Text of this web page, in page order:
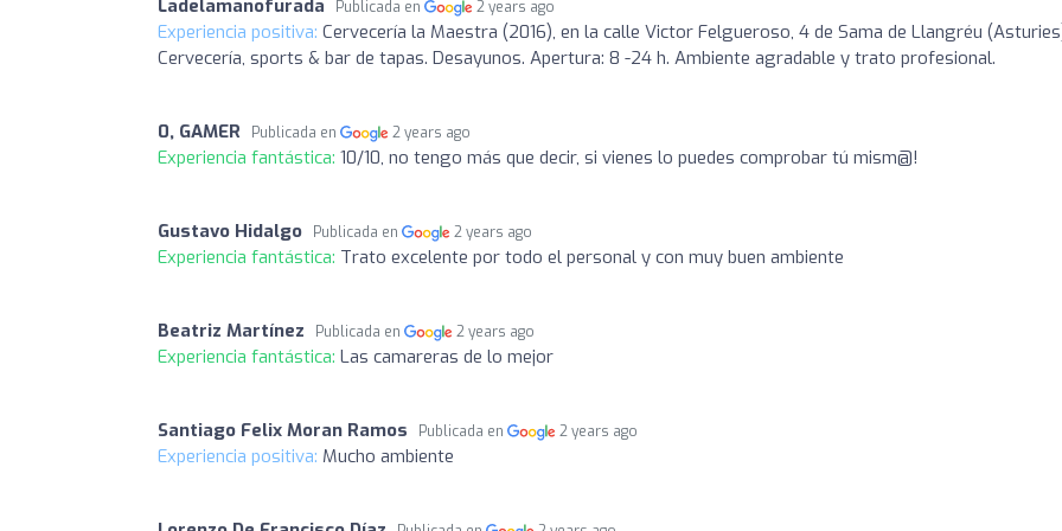
Ladelamanofurada Publicada en 2 years ago
Experiencia positiva: Cervecería la Maestra (2016), en la calle Victor Felgueroso, 4 de Sama de Llangréu
Cervecería, sports & bar de tapas. Desayunos. Apertura: 8 -24 h. Ambiente agradable y trato profesional.
0, GAMER Publicada en 2 years ago
Experiencia fantástica: 10/10, no tengo más que decir, si vienes lo puedes comprobar tú mism@!
Gustavo Hidalgo Publicada en 2 years ago
Experiencia fantástica: Trato excelente por todo el personal y con muy buen ambiente
Beatriz Martínez Publicada en 2 years ago
Experiencia fantástica: Las camareras de lo mejor
Santiago Felix Moran Ramos Publicada en 2 years ago
Experiencia positiva: Mucho ambiente